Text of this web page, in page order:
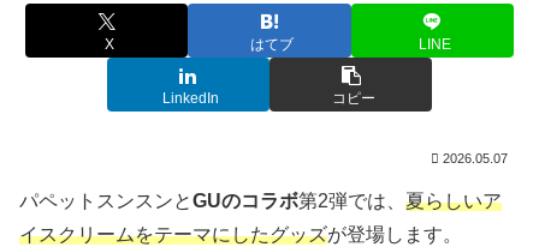
X はてブ LINE
LinkedIn コピー
2026.05.07
パペットスンスンとGUのコラボ第2弾では、 夏らしいア
イスクリームをテーマにしたグッズが登場します。